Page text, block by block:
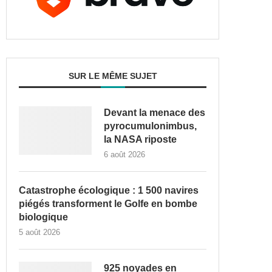
SUR LE MÊME SUJET
Devant la menace des
pyrocumulonimbus,
la NASA riposte
6 août 2026
Catastrophe écologique : 1 500 navires
piégés transforment le Golfe en bombe
biologique
5 août 2026
925 noyades en